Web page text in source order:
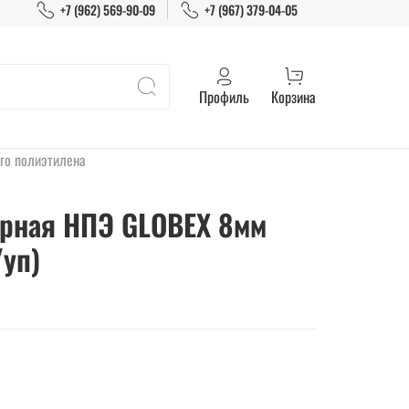
+7 (962) 569-90-09 +7 (967) 379-04-05
Профиль Корзина
полиэтилена
НПЭ GLOBEX 8мм